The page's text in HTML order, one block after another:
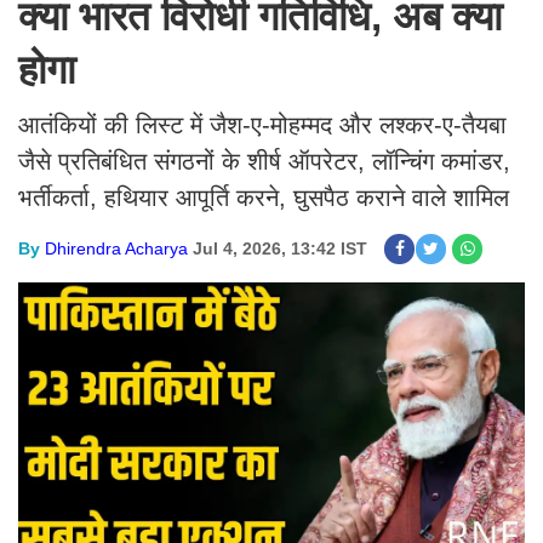
क्या भारत विरोधी गतिविधि, अब क्या
होगा
आतंकियों की लिस्ट में जैश-ए-मोहम्मद और लश्कर-ए-तैयबा
जैसे प्रतिबंधित संगठनों के शीर्ष ऑपरेटर, लॉन्चिंग कमांडर,
भर्तीकर्ता, हथियार आपूर्ति करने, घुसपैठ कराने वाले शामिल
By Dhirendra Acharya Jul 4, 2026, 13:42 IST